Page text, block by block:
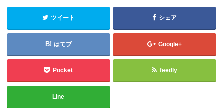
ツイート シェア
はてブ Google+
Pocket feedly
Line